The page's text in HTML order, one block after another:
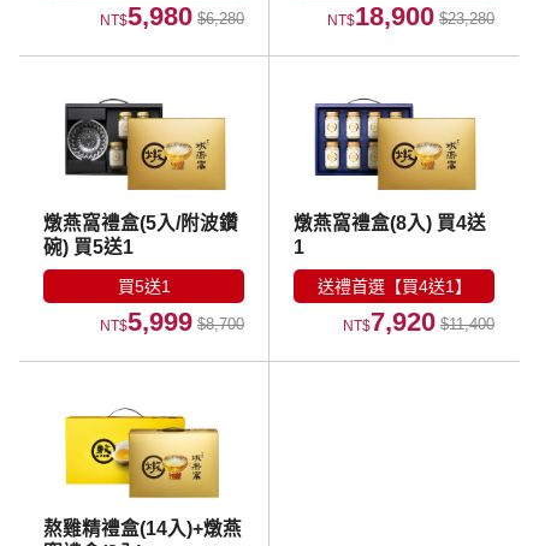
NT$5,980 $6,280 NT$18,900 $23,280
燉燕窩禮盒(5入/附波鑽
碗) 買5送1
買5送1
NT$5,999 $8,700
燉燕窩禮盒(8入) 買4送
1
送禮首選【買4送1】
NT$7,920 $11,400
熬雞精禮盒(14入)+燉燕